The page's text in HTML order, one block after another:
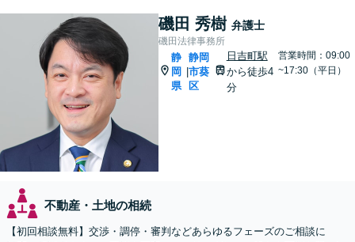
磯田 秀樹 弁護士
磯田法律事務所
静
岡
県
静岡
市葵
区
日吉町駅
から徒歩4
分
営業時間：09:00
~17:30（平日）
不動産・土地の相続
【初回相談無料】交渉・調停・審判などあらゆるフェーズのご相談に